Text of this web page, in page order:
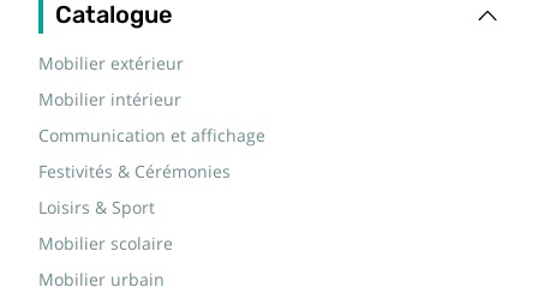
Catalogue
Mobilier extérieur
Mobilier intérieur
Communication et affichage
Festivités & Cérémonies
Loisirs & Sport
Mobilier scolaire
Mobilier urbain